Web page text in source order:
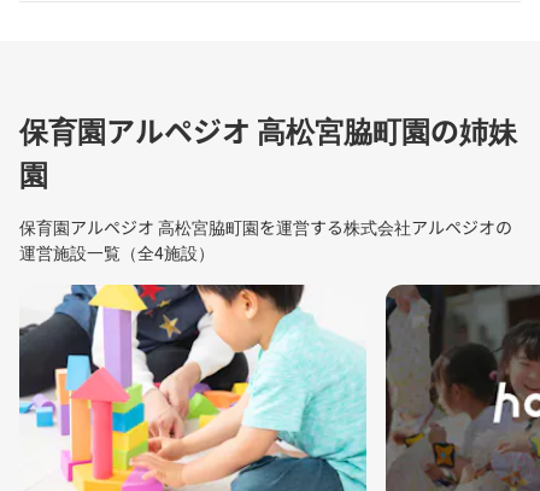
保育園アルペジオ 高松宮脇町園の姉妹
園
保育園アルペジオ 高松宮脇町園を運営する株式会社アルペジオの
運営施設一覧（全4施設）